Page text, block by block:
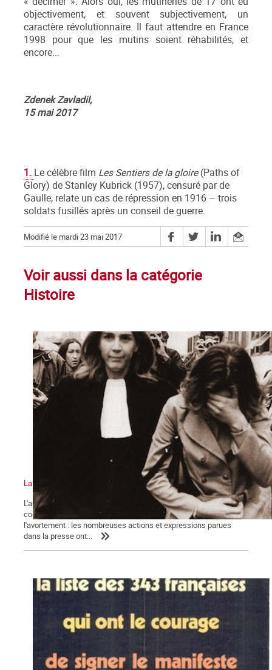
objectivement, et souvent subjectivement, un
caractère révolutionnaire. Il faut attendre en France
1998 pour que les mutins soient réhabilités, et
encore...
Zdenek Zavladil,
15 mai 2017
1. Le célèbre film Les Sentiers de la gloire(Paths of
Glory) de Stanley Kubrick (1957), censuré par de
Gaulle, relate un cas de répression en 1916 – trois
soldats fusillés après un conseil de guerre.
Modifié le mardi 23 mai 2017
Voir aussi dans la catégorie
Histoire
La bataille pour la légalisation de l'avortement, épisode 5
L'année 1971 se clot dans une perspective nouvelle pour la
condition des femmes et particulièrement pour le droit à
l'avortement : les nombreuses actions et expressions parues
dans la presse ont...